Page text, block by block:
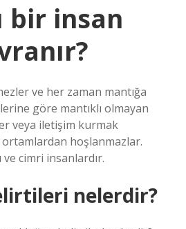
bir insan
ve her zaman mantığa
göre mantıklı olmayan
veya iletişim kurmak
ortamlardan hoşlanmazlar.
ve cimri insanlardır.
nelerdir?